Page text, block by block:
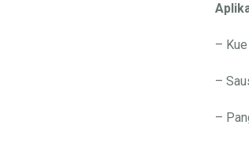
–
–
–